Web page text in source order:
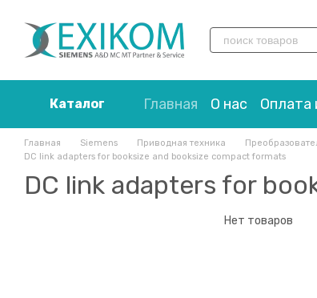
Каталог Главная О нас Оплата
Главная Siemens Приводная техника
DC link adapters for booksize and booksize compact formats
DC link adapters for
Нет товаров